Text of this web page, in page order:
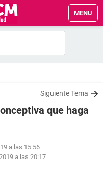
MENU
Siguiente Tema
que haga
a las 15:56
a las 20:17